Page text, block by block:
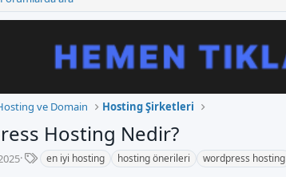
ve Domain Hosting Şirketleri
Hosting Nedir?
en iyi hosting hosting önerileri wordpress hosting